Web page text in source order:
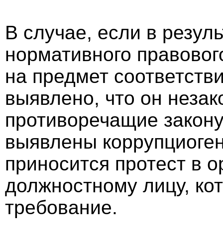
В случае, если в
нормативного
на предмет
выявлено, что он
противоречащие
выявлены
приносится протест в
должностному лицу,
требование.